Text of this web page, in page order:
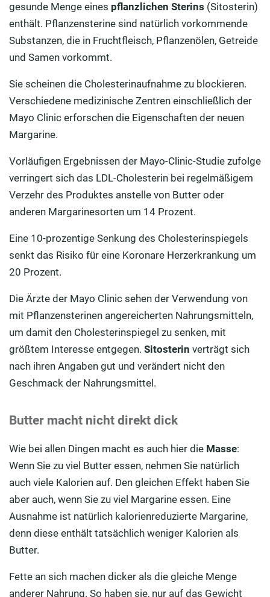
gesunde Menge eines pflanzlichen Sterins (Sitosterin)
enthält. Pflanzensterine sind natürlich vorkommende
Substanzen, die in Fruchtfleisch, Pflanzenölen, Getreide
und Samen vorkommt.
Sie scheinen die Cholesterinaufnahme zu blockieren.
Verschiedene medizinische Zentren einschließlich der
Mayo Clinic erforschen die Eigenschaften der neuen
Margarine.
Vorläufigen Ergebnissen der Mayo-Clinic-Studie zufolge
verringert sich das LDL-Cholesterin bei regelmäßigem
Verzehr des Produktes anstelle von Butter oder
anderen Margarinesorten um 14 Prozent.
Eine 10-prozentige Senkung des Cholesterinspiegels
senkt das Risiko für eine Koronare Herzerkrankung um
20 Prozent.
Die Ärzte der Mayo Clinic sehen der Verwendung von
mit Pflanzensterinen angereicherten Nahrungsmitteln,
um damit den Cholesterinspiegel zu senken, mit
größtem Interesse entgegen. Sitosterin verträgt sich
nach ihren Angaben gut und verändert nicht den
Geschmack der Nahrungsmittel.
Butter macht nicht direkt dick
Wie bei allen Dingen macht es auch hier die Masse:
Wenn Sie zu viel Butter essen, nehmen Sie natürlich
auch viele Kalorien auf. Den gleichen Effekt haben Sie
aber auch, wenn Sie zu viel Margarine essen. Eine
Ausnahme ist natürlich kalorienreduzierte Margarine,
denn diese enthält tatsächlich weniger Kalorien als
Butter.
Fette an sich machen dicker als die gleiche Menge
anderer Nahrung. So haben sie, nur auf das Gewicht